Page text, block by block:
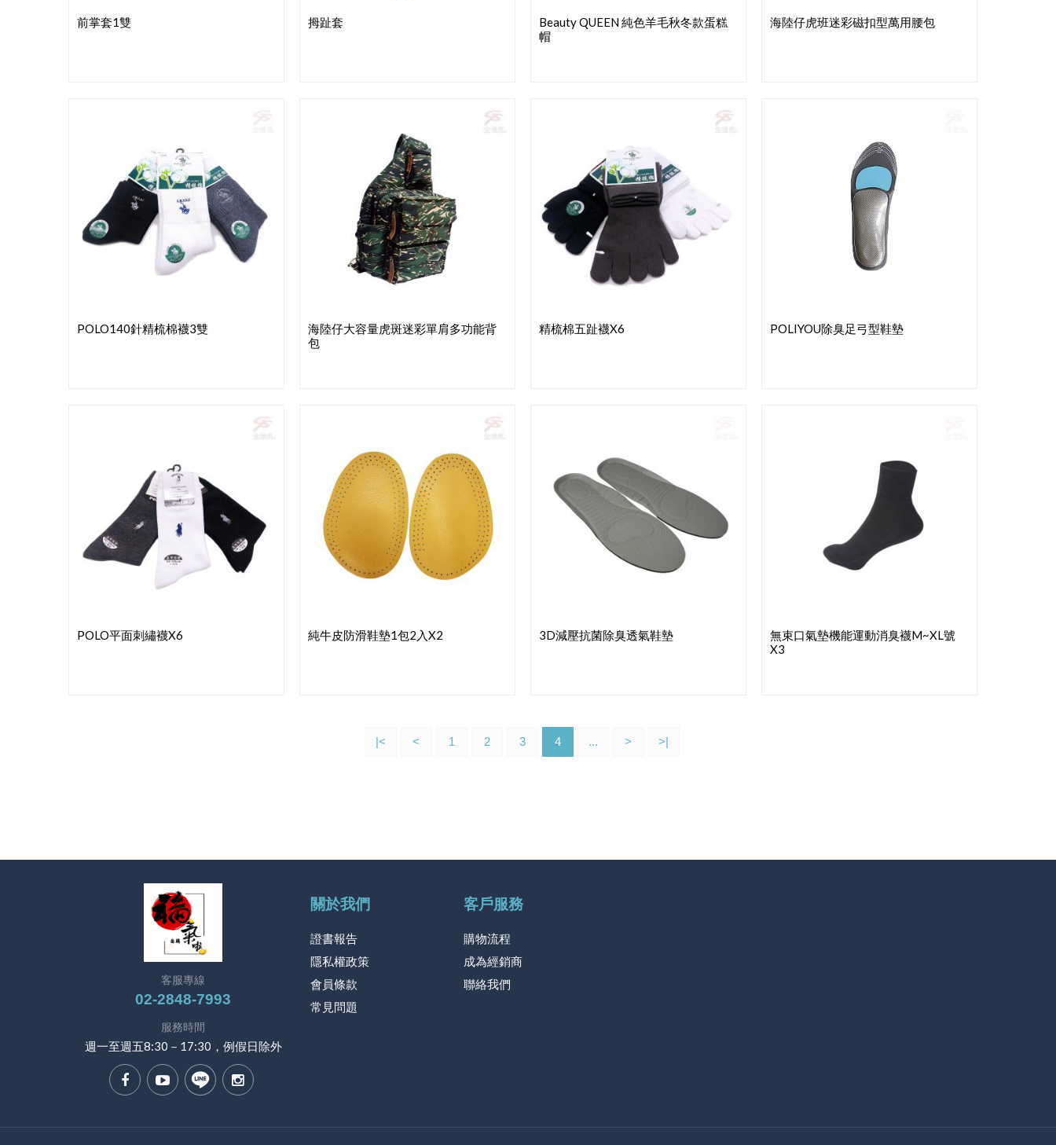
前掌套1雙 拇趾套
Beauty QUEEN 純色羊毛秋冬款蛋糕
帽
海陸仔虎班迷彩磁扣型萬用腰包
POLO140針精梳棉襪3雙
海陸仔大容量虎斑迷彩單肩多功能背
包
精梳棉五趾襪x6 POLIYOU除臭足弓型鞋墊
POLO平面刺繡襪x6 純牛皮防滑鞋墊1包2入x2 3D減壓抗菌除臭透氣鞋墊
無束口氣墊機能運動消臭襪M~XL號
X3
|< < 1 2 3 4 ... > >|
客服專線
02-2848-7993
服務時間
週一至週五8:30－17:30，例假日除外
關於我們
證書報告
隱私權政策
會員條款
常見問題
客戶服務
購物流程
成為經銷商
聯絡我們